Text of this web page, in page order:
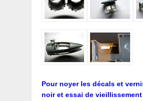
Pour noyer les décals et
noir et essai de